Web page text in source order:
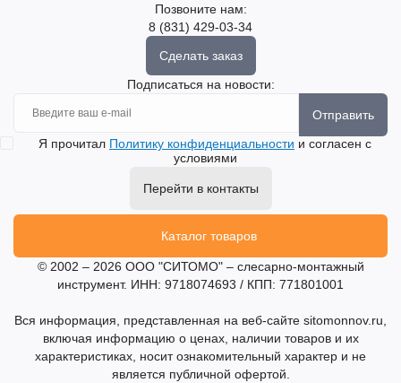
Позвоните нам:
8 (831) 429-03-34
Сделать заказ
Подписаться на новости:
Отправить
Я прочитал Политику конфиденциальности и согласен с
условиями
Перейти в контакты
Каталог товаров
© 2002 – 2026 ООО "СИТОМО" – слесарно-монтажный
инструмент. ИНН: 9718074693 / КПП: 771801001
Вся информация, представленная на веб-сайте sitomonnov.ru,
включая информацию о ценах, наличии товаров и их
характеристиках, носит ознакомительный характер и не
является публичной офертой.